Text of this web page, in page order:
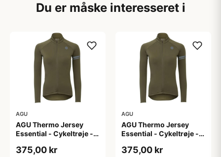
Du er måske interesseret i
AGU
AGU Thermo Jersey
Essential - Cykeltrøje -
L
375,00 kr
AGU
AGU Thermo Jersey
Essential - Cykeltrøje -
M
375,00 kr